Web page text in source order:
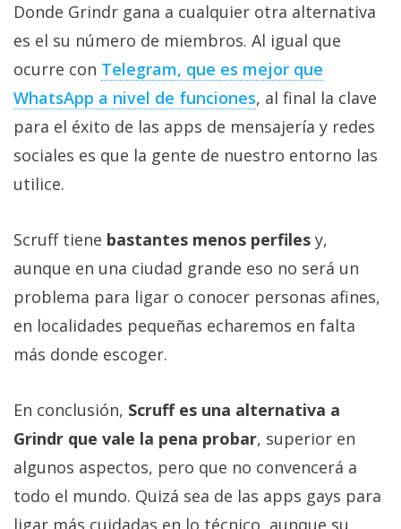
Donde Grindr gana a cualquier otra alternativa
es el su número de miembros. Al igual que
ocurre con Telegram, que es mejor que
WhatsApp a nivel de funciones, al final la clave
para el éxito de las apps de mensajería y redes
sociales es que la gente de nuestro entorno las
utilice.
Scruff tiene bastantes menos perfiles y,
aunque en una ciudad grande eso no será un
problema para ligar o conocer personas afines,
en localidades pequeñas echaremos en falta
más donde escoger.
En conclusión, Scruff es una alternativa a
Grindr que vale la pena probar, superior en
algunos aspectos, pero que no convencerá a
todo el mundo. Quizá sea de las apps gays para